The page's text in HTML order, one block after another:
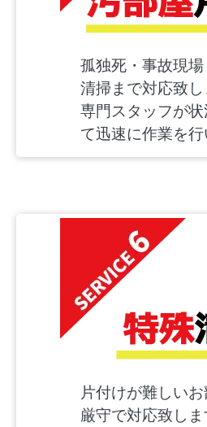
孤独死・事故現
清掃まで対応致し
専門スタッフが
て迅速に作業を行
片付けが難しい
厳守で対応致しま